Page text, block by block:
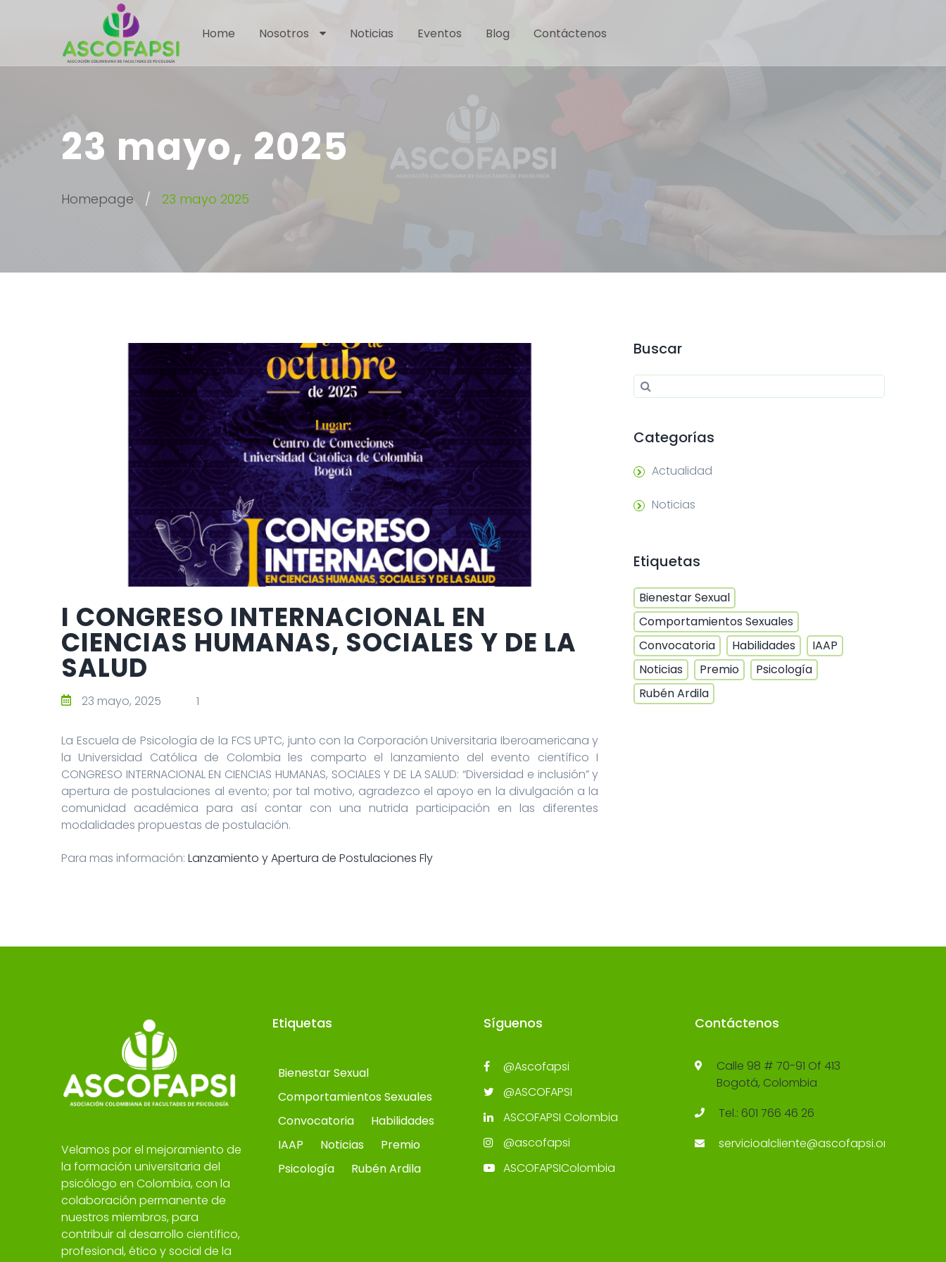
Home Nosotros Noticias Eventos Blog Contáctenos
23 mayo, 2025
Homepage 23 mayo 2025
I CONGRESO INTERNACIONAL EN
CIENCIAS HUMANAS, SOCIALES Y DE LA
SALUD
23 mayo, 2025 1
La Escuela de Psicología de la FCS UPTC, junto con la Corporación Universitaria Iberoamericana y
la Universidad Católica de Colombia les comparto el lanzamiento del evento científico I
CONGRESO INTERNACIONAL EN CIENCIAS HUMANAS, SOCIALES Y DE LA SALUD: “Diversidad e inclusión” y
apertura de postulaciones al evento; por tal motivo, agradezco el apoyo en la divulgación a la
comunidad académica para así contar con una nutrida participación en las diferentes
modalidades propuestas de postulación.
Para mas información: Lanzamiento y Apertura de Postulaciones Fly
Buscar
Search for:
Categorías
Actualidad
Noticias
Etiquetas
Bienestar Sexual
Comportamientos Sexuales
Convocatoria
Habilidades
IAAP
Noticias
Premio
Psicología
Rubén Ardila
Velamos por el mejoramiento de
la formación universitaria del
psicólogo en Colombia, con la
colaboración permanente de
nuestros miembros, para
contribuir al desarrollo científico,
profesional, ético y social de la
Etiquetas
Bienestar Sexual
Comportamientos Sexuales
Convocatoria
Habilidades
IAAP
Noticias
Premio
Psicología
Rubén Ardila
Síguenos
@Ascofapsi
@ASCOFAPSI
ASCOFAPSI Colombia
@ascofapsi
ASCOFAPSIColombia
Contáctenos
Calle 98 # 70-91 Of 413
Bogotá, Colombia
Tel.: 601 766 46 26
servicioalcliente@ascofapsi.org.co